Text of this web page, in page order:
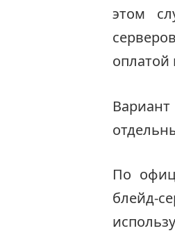
этом
оплатой
По
блейд-